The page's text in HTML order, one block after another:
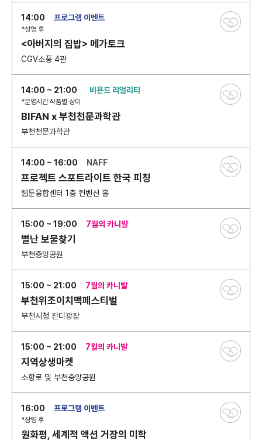
14:00
*상영 후
프로그램 이벤트
<아버지의 집밥> 메가토크
CGV소풍 4관
14:00 ~ 21:00
*운영시간 작품별 상이
비욘드 리얼리티
BIFAN x 부천천문과학관
부천천문과학관
14:00 ~ 16:00 NAFF
프로젝트 스포트라이트 한국 피칭
웹툰융합센터 1층 컨벤션 홀
15:00 ~ 19:00 7월의 카니발
별난 보물찾기
부천중앙공원
15:00 ~ 21:00 7월의 카니발
부천위조이치맥페스티벌
부천시청 잔디광장
15:00 ~ 21:00 7월의 카니발
지역상생마켓
소향로 및 부천중앙공원
16:00
*상영 후
프로그램 이벤트
원화평, 세계적 액션 거장의 미학